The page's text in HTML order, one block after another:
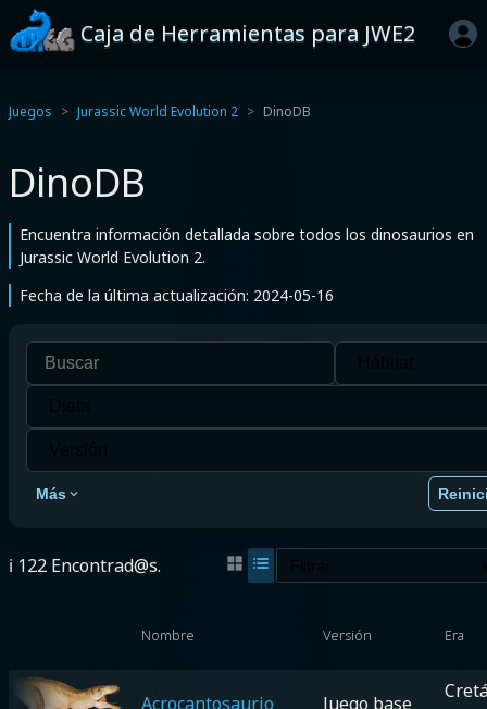
Caja de Herramientas para JWE2
Juegos Jurassic World Evolution 2 DinoDB
DinoDB
Encuentra información detallada sobre todos los dinosaurios en
Jurassic World Evolution 2.
Fecha de la última actualización: 2024-05-16
Más
ℹ️ 122 Encontrad@s.
Nombre Versión Era
Acrocantosaurio Juego base